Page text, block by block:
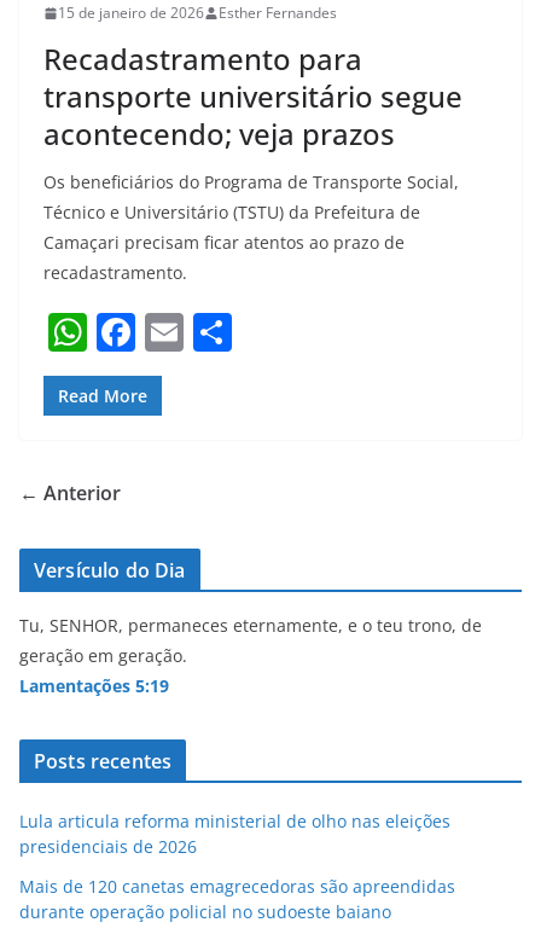
15 de janeiro de 2026 Esther Fernandes
Recadastramento para
transporte universitário segue
acontecendo; veja prazos
Os beneficiários do Programa de Transporte Social,
Técnico e Universitário (TSTU) da Prefeitura de
Camaçari precisam ficar atentos ao prazo de
recadastramento.
W
h
at
A
p
F
a
c
o
k
E
Read More
← Anterior
Versículo do Dia
Tu, SENHOR, permaneces eternamente, e o teu trono, de
geração em geração.
Lamentações 5:19
Posts recentes
Lula articula reforma ministerial de olho nas eleições
presidenciais de 2026
Mais de 120 canetas emagrecedoras são apreendidas
durante operação policial no sudoeste baiano